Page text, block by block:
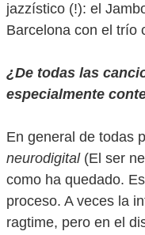
jazzístico (!): el
Barcelona con el trío
¿De todas las
especialmente
En general de todas
neurodigital(El ser
como ha quedado.
proceso. A veces la
ragtime, pero en el